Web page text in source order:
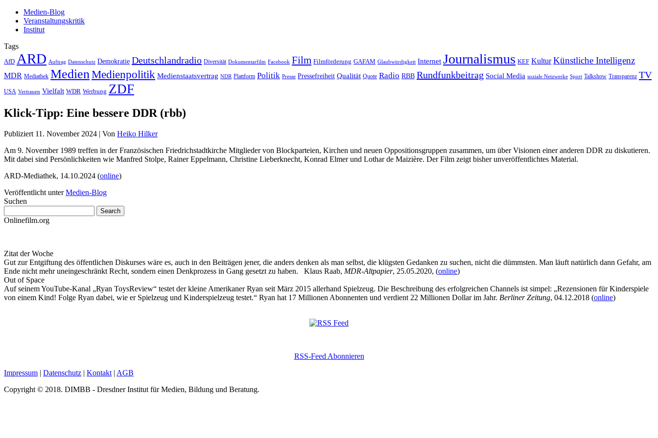
Medien-Blog
Veranstaltungskritik
Institut
Tags
AfD ARD Auftrag Datenschutz Demokratie Deutschlandradio Diversität Dokumentarfilm Facebook Film Filmförderung GAFAM Glaubwürdigkeit Internet Journalismus KEF Kultur Künstliche Intelligenz
MDR Mediathek MedienMedienpolitik Medienstaatsvertrag NDR Plattform Politik Presse Pressefreiheit Qualität Quote Radio RBB Rundfunkbeitrag Social Media soziale Netzwerke Sport Talkshow Transparenz TV
USA Vertrauen Vielfalt WDR Werbung ZDF
Klick-Tipp: Eine bessere DDR (rbb)
Publiziert 11. November 2024 | Von Heiko Hilker
Am 9. November 1989 treffen in der Französischen Friedrichstadtkirche Mitglieder von Blockparteien, Kirchen und neuen Oppositionsgruppen zusammen, um über Visionen einer anderen DDR zu diskutieren.
Mit dabei sind Persönlichkeiten wie Manfred Stolpe, Rainer Eppelmann, Christine Lieberknecht, Konrad Elmer und Lothar de Maizière. Der Film zeigt bisher unveröffentlichtes Material.
ARD-Mediathek, 14.10.2024 (online)
Veröffentlicht unter Medien-Blog
Suchen
Onlinefilm.org
Zitat der Woche
Gut zur Entgiftung des öffentlichen Diskurses wäre es, auch in den Beiträgen jener, die anders denken als man selbst, die klügsten Gedanken zu suchen, nicht die dümmsten. Man läuft natürlich dann Gefahr, am
Ende nicht mehr uneingeschränkt Recht, sondern einen Denkprozess in Gang gesetzt zu haben. Klaus Raab, MDR-Altpapier, 25.05.2020, (online)
Out of Space
Auf seinem YouTube-Kanal „Ryan ToysReview“ testet der kleine Amerikaner Ryan seit März 2015 allerhand Spielzeug. Die Beschreibung des erfolgreichen Channels ist simpel: „Rezensionen für Kinderspiele
von einem Kind! Folge Ryan dabei, wie er Spielzeug und Kinderspielzeug testet.“ Ryan hat 17 Millionen Abonnenten und verdient 22 Millionen Dollar im Jahr. Berliner Zeitung, 04.12.2018 (online)
RSS-Feed Abonnieren
Impressum | Datenschutz | Kontakt | AGB
Copyright © 2018. DIMBB - Dresdner Institut für Medien, Bildung und Beratung.